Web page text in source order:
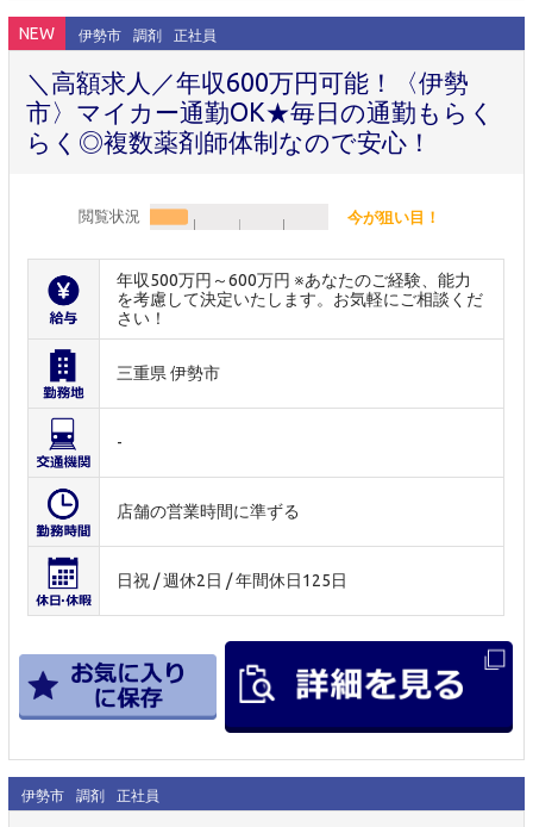
NEW 伊勢市 調剤 正社員
＼高額求人／年収600万円可能！〈伊勢
市〉マイカー通勤OK★毎日の通勤もらく
らく◎複数薬剤師体制なので安心！
閲覧状況 今が狙い目！
年収500万円～600万円 ※あなたのご経験、能力
を考慮して決定いたします。お気軽にご相談くだ
さい！
三重県 伊勢市
-
店舗の営業時間に準ずる
日祝 / 週休2日 / 年間休日125日
伊勢市 調剤 正社員